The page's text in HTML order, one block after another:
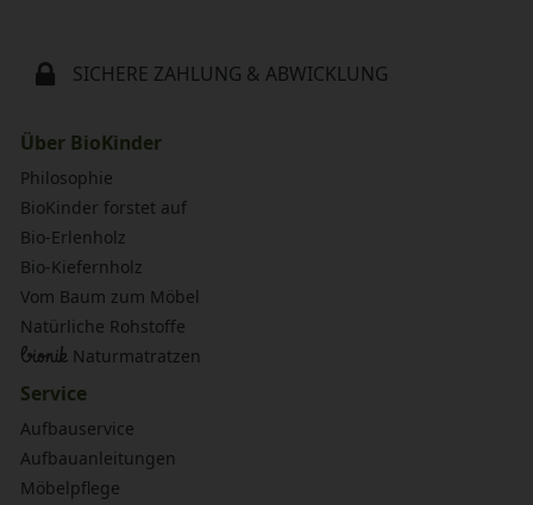
SICHERE ZAHLUNG & ABWICKLUNG
Über BioKinder
Philosophie
BioKinder forstet auf
Bio-Erlenholz
Bio-Kiefernholz
Vom Baum zum Möbel
Natürliche Rohstoffe
bionik Naturmatratzen
Service
Aufbauservice
Aufbauanleitungen
Möbelpflege